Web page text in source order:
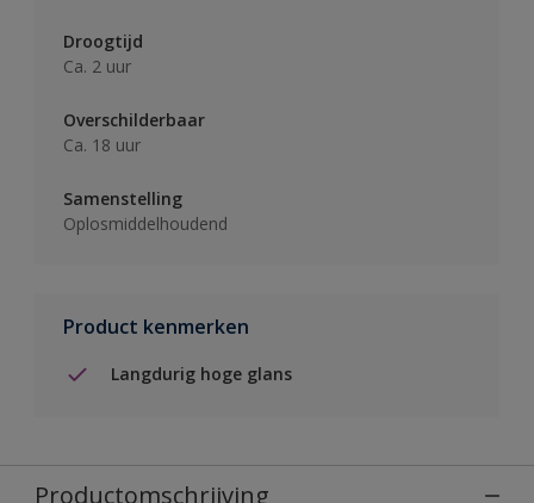
Droogtijd
Ca. 2 uur
Overschilderbaar
Ca. 18 uur
Samenstelling
Oplosmiddelhoudend
Product kenmerken
Langdurig hoge glans
Productomschrijving